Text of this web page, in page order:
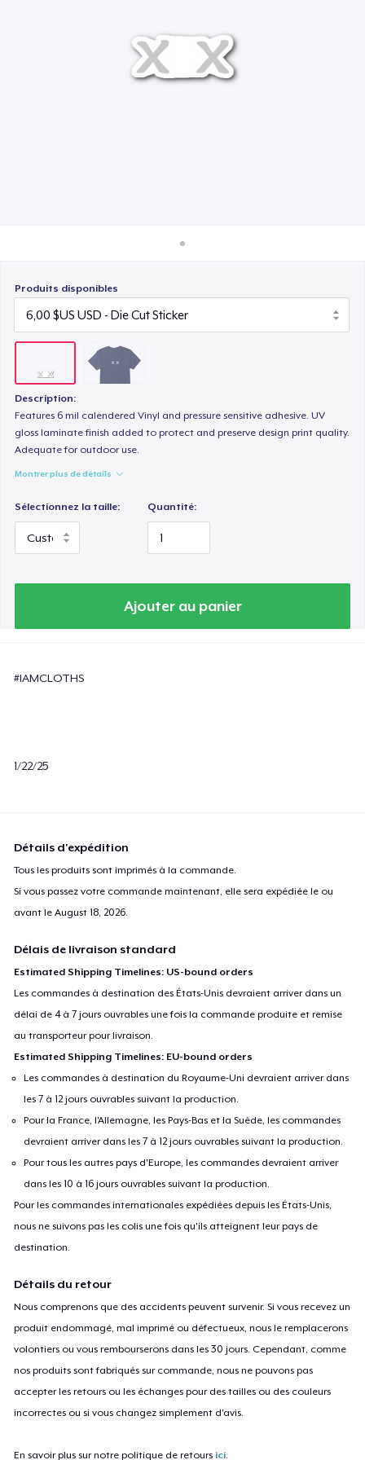
Vendez partout
Vendre n'importe quoi
Produits disponibles
Description:
Features 6 mil calendered Vinyl and pressure sensitive adhesive. UV
gloss laminate finish added to protect and preserve design print quality.
Adequate for outdoor use.
Montrer plus de détails
Sélectionnez la taille: Quantité:
Ajouter au panier
#IAMCLOTHS
1/22/25
Détails d'expédition
Tous les produits sont imprimés à la commande.
Si vous passez votre commande maintenant, elle sera expédiée le ou
avant leAugust 18, 2026.
Délais de livraison standard
Estimated Shipping Timelines: US-bound orders
Les commandes à destination des États-Unis devraient arriver dans un
délai de 4 à 7 jours ouvrables une fois la commande produite et remise
au transporteur pour livraison.
Estimated Shipping Timelines: EU-bound orders
Les commandes à destination du Royaume-Uni devraient arriver dans
les 7 à 12 jours ouvrables suivant la production.
Pour la France, l'Allemagne, les Pays-Bas et la Suède, les commandes
devraient arriver dans les 7 à 12 jours ouvrables suivant la production.
Pour tous les autres pays d'Europe, les commandes devraient arriver
dans les 10 à 16 jours ouvrables suivant la production.
Pour les commandes internationales expédiées depuis les États-Unis,
nous ne suivons pas les colis une fois qu'ils atteignent leur pays de
destination.
Détails du retour
Nous comprenons que des accidents peuvent survenir. Si vous recevez un
produit endommagé, mal imprimé ou défectueux, nous le remplacerons
volontiers ou vous rembourserons dans les 30 jours. Cependant, comme
nos produits sont fabriqués sur commande, nous ne pouvons pas
accepter les retours ou les échanges pour des tailles ou des couleurs
incorrectes ou si vous changez simplement d'avis.
En savoir plus sur notre politique de retours ici.